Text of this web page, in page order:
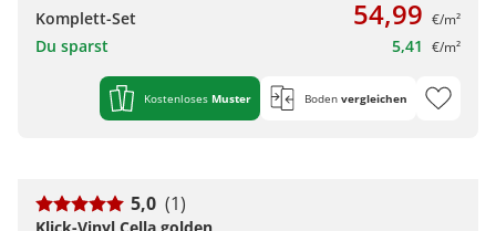
Komplett-Set 54,99 €/m²
Du sparst 5,41 €/m²
Kostenloses Muster Boden vergleichen
5,0 (1)